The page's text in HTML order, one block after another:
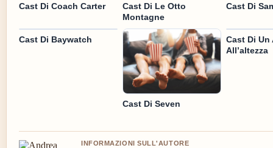
Cast Di Coach Carter
Cast Di Le Otto
Montagne
Cast Di
Cast Di Baywatch
Cast Di Seven
Cast Di Un
All’altezza
INFORMAZIONI SULL'AUTORE